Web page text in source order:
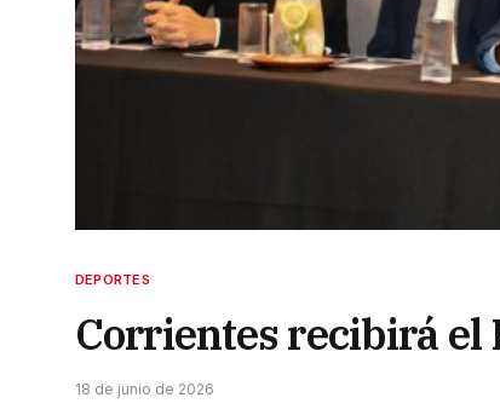
DEPORTES
Corrientes recibirá el
18 de junio de 2026